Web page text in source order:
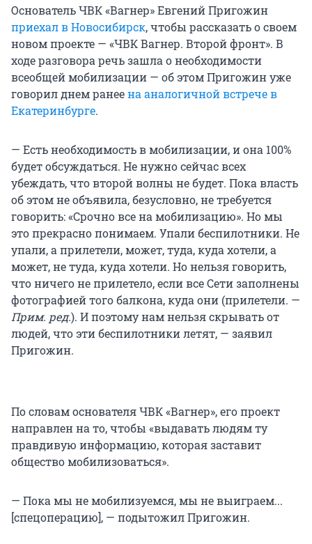
Основатель ЧВК «Вагнер» Евгений Пригожин
приехал в Новосибирск, чтобы рассказать о своем
новом проекте — «ЧВК Вагнер. Второй фронт». В
ходе разговора речь зашла о необходимости
всеобщей мобилизации — об этом Пригожин уже
говорил днем ранеена аналогичной встрече в
Екатеринбурге.
— Есть необходимость в мобилизации, и она 100%
будет обсуждаться. Не нужно сейчас всех
убеждать, что второй волны не будет. Пока власть
об этом не объявила, безусловно, не требуется
говорить: «Срочно все на мобилизацию». Но мы
это прекрасно понимаем. Упали беспилотники. Не
упали, а прилетели, может, туда, куда хотели, а
может, не туда, куда хотели. Но нельзя говорить,
что ничего не прилетело, если все Сети заполнены
фотографией того балкона, куда они (прилетели. —
Прим. ред.). И поэтому нам нельзя скрывать от
людей, что эти беспилотники летят, — заявил
Пригожин.
По словам основателя ЧВК «Вагнер», его проект
направлен на то, чтобы «выдавать людям ту
правдивую информацию, которая заставит
общество мобилизоваться».
— Пока мы не мобилизуемся, мы не выиграем...
[спецоперацию], — подытожил Пригожин.